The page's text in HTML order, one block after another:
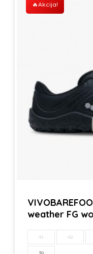
Akcija!
weather FG
41 42